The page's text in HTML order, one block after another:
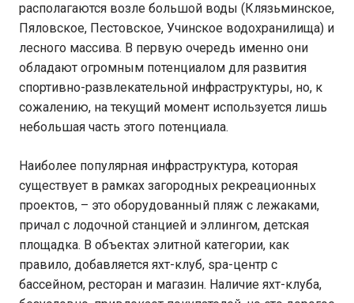
располагаются возле большой воды (Клязьминское,
Пяловское, Пестовское, Учинское водохранилища) и
лесного массива. В первую очередь именно они
обладают огромным потенциалом для развития
спортивно-развлекательной инфраструктуры, но, к
сожалению, на текущий момент используется лишь
небольшая часть этого потенциала.
Наиболее популярная инфраструктура, которая
существует в рамках загородных рекреационных
проектов, – это оборудованный пляж с лежаками,
причал с лодочной станцией и эллингом, детская
площадка. В объектах элитной категории, как
правило, добавляется яхт-клуб, spa-центр с
бассейном, ресторан и магазин. Наличие яхт-клуба,